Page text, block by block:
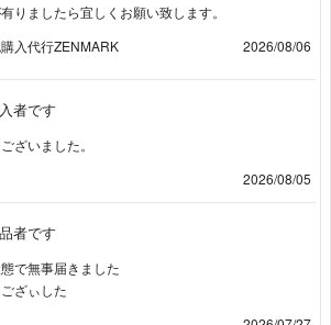
りましたら宜しくお願い致します。
入代行ZENMARK
2026/08/06
者です
ざいました。
2026/08/05
者です
で無事届きました
ざぃした